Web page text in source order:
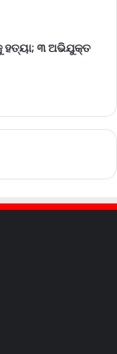
ହତ୍ୟା; ୩ ଅଭିଯୁକ୍ତ